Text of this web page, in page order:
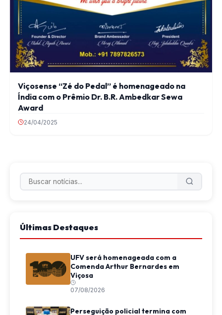
Viçosense “Zé do Pedal” é homenageado na
Índia com o Prêmio Dr. B.R. Ambedkar Sewa
Award
24/04/2025
Últimas Destaques
UFV será homenageada com a
Comenda Arthur Bernardes em
Viçosa
07/08/2026
Perseguição policial termina com